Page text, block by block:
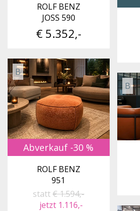
ROLF BENZ
JOSS 590
€ 5.352,-
B
Abverkauf -30 %
ROLF BENZ
951
statt€ 1.594,-
jetzt 1.116,-
B